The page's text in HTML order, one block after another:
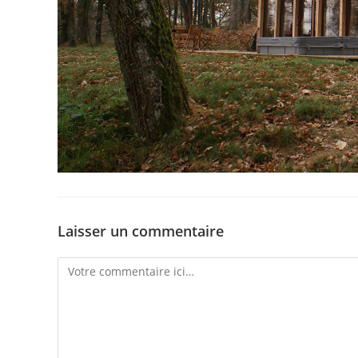
Laisser un commentaire
Comment